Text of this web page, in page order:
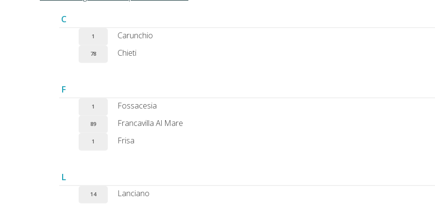
C
1 Carunchio
78 Chieti
F
1 Fossacesia
89 Francavilla Al Mare
1 Frisa
L
14 Lanciano